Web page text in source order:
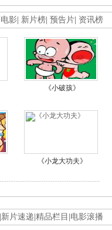
影 新片榜 预告片 资讯榜
《小破孩》
《小龙大功夫》
新片速递 精品栏目 电影滚播